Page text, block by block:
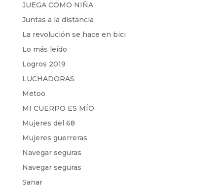
JUEGA COMO NIÑA
Juntas a la distancia
La revolución se hace en bici
Lo más leído
Logros 2019
LUCHADORAS
Metoo
MI CUERPO ES MÍO
Mujeres del 68
Mujeres guerreras
Navegar seguras
Navegar seguras
Sanar